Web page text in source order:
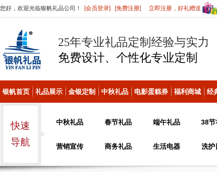
您好，欢迎光临银帆礼品公司！ [会员登录] [免费注册] 立即注册，好礼赠送
25年专业礼品定制经验与实力
免费设计、个性化专业定制
银帆首页 礼品展示 金银定制 中秋礼品 电影蛋糕券 福利商城 经
快速
导航
中秋礼品 春节礼品 端午礼品 38节
营销宣传 商务礼品 生活电器 洗护